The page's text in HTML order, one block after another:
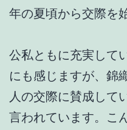
年の夏頃から交際を
公私ともに充実して
にも感じますが、錦
人の交際に賛成して
言われています。こ